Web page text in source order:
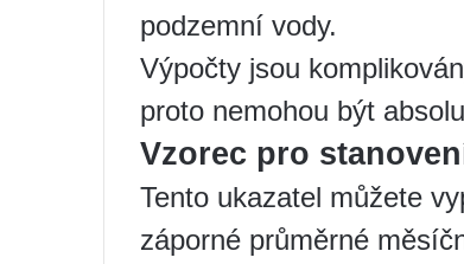
podzemní vody.
Výpočty jsou
proto nemohou být
Vzorec pro
Tento ukazatel můžete
záporné průměrné